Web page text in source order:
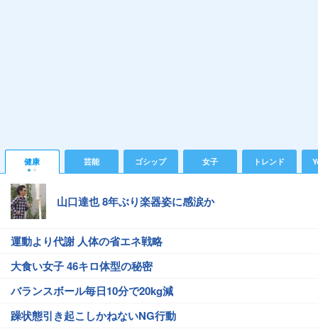
健康 芸能 ゴシップ 女子 トレンド
山口達也 8年ぶり楽器姿に感涙か
運動より代謝 人体の省エネ戦略
大食い女子 46キロ体型の秘密
バランスボール毎日10分で20kg減
躁状態引き起こしかねないNG行動